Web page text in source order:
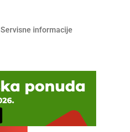
Servisne informacije